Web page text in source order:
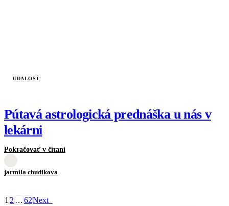
UDALOSŤ
Pútavá astrologická prednáška u nás v
lekárni
Pokračovať v čítaní
jarmila chudikova
1 2 …62Next